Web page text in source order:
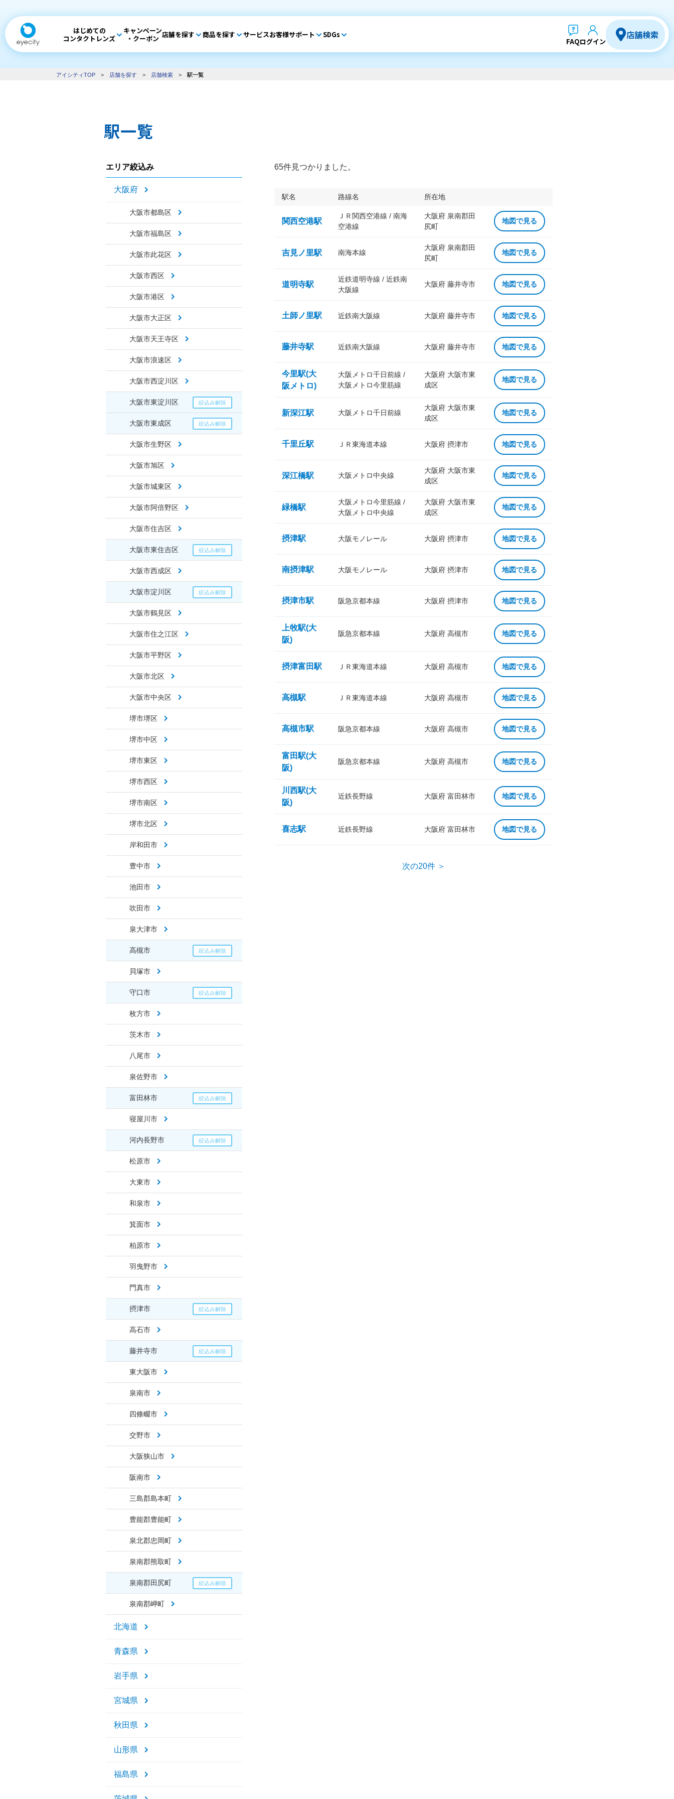
はじめての
コンタクトレンズ
キャンペーン
・クーポン 店舗を探す 商品を探す サービスお客様サポート SDGs
FAQログイン
店舗検索
アイシティTOP > 店舗を探す > 店舗検索 > 駅一覧
駅一覧
エリア絞込み
大阪府
大阪市都島区
大阪市福島区
大阪市此花区
大阪市西区
大阪市港区
大阪市大正区
大阪市天王寺区
大阪市浪速区
大阪市西淀川区
大阪市東淀川区
大阪市東成区
大阪市生野区
大阪市旭区
大阪市城東区
大阪市阿倍野区
大阪市住吉区
大阪市東住吉区
大阪市西成区
大阪市淀川区
大阪市鶴見区
大阪市住之江区
大阪市平野区
大阪市北区
大阪市中央区
堺市堺区
堺市中区
堺市東区
堺市西区
堺市南区
堺市北区
岸和田市
豊中市
池田市
吹田市
泉大津市
高槻市
貝塚市
守口市
枚方市
茨木市
八尾市
泉佐野市
富田林市
寝屋川市
河内長野市
松原市
大東市
和泉市
箕面市
柏原市
羽曳野市
門真市
摂津市
高石市
藤井寺市
東大阪市
泉南市
四條畷市
交野市
大阪狭山市
阪南市
三島郡島本町
豊能郡豊能町
泉北郡忠岡町
泉南郡熊取町
泉南郡田尻町
泉南郡岬町
北海道
青森県
岩手県
宮城県
秋田県
山形県
福島県
65件見つかりました。
駅名 路線名 所在地
関西空港駅
ＪＲ関西空港線 / 南海
空港線
大阪府 泉南郡田
尻町
地図で見る
吉見ノ里駅 南海本線
大阪府 泉南郡田
尻町
地図で見る
道明寺駅
近鉄道明寺線 / 近鉄南
大阪線
大阪府 藤井寺市 地図で見る
土師ノ里駅 近鉄南大阪線 大阪府 藤井寺市 地図で見る
藤井寺駅 近鉄南大阪線 大阪府 藤井寺市 地図で見る
今里駅(大
阪メトロ)
大阪メトロ千日前線 /
大阪メトロ今里筋線
大阪府 大阪市東
成区
地図で見る
新深江駅 大阪メトロ千日前線
大阪府 大阪市東
成区
地図で見る
千里丘駅 ＪＲ東海道本線 大阪府 摂津市 地図で見る
深江橋駅 大阪メトロ中央線
大阪府 大阪市東
成区
地図で見る
緑橋駅
大阪メトロ今里筋線 /
大阪メトロ中央線
大阪府 大阪市東
成区
地図で見る
摂津駅 大阪モノレール 大阪府 摂津市 地図で見る
南摂津駅 大阪モノレール 大阪府 摂津市 地図で見る
摂津市駅 阪急京都本線 大阪府 摂津市 地図で見る
上牧駅(大
阪)
阪急京都本線 大阪府 高槻市 地図で見る
摂津富田駅 ＪＲ東海道本線 大阪府 高槻市 地図で見る
高槻駅 ＪＲ東海道本線 大阪府 高槻市 地図で見る
高槻市駅 阪急京都本線 大阪府 高槻市 地図で見る
富田駅(大
阪)
阪急京都本線 大阪府 高槻市 地図で見る
川西駅(大
阪)
近鉄長野線 大阪府 富田林市 地図で見る
喜志駅 近鉄長野線 大阪府 富田林市 地図で見る
次の20件 ＞